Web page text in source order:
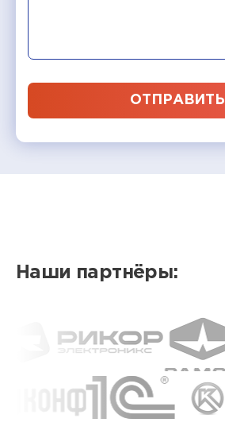
ОТПРАВИТЬ
Наши партнёры: